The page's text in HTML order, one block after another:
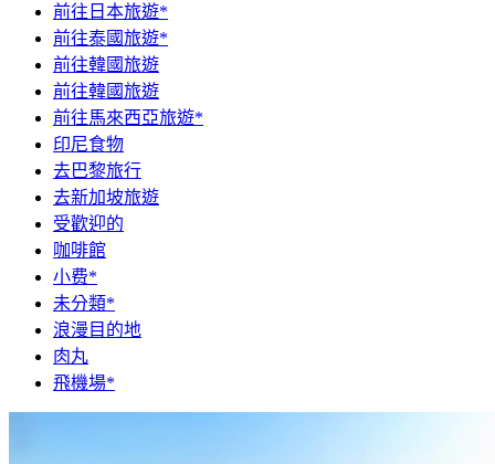
前往日本旅遊*
前往泰國旅遊*
前往韓國旅遊
前往韓國旅遊
前往馬來西亞旅遊*
印尼食物
去巴黎旅行
去新加坡旅遊
受歡迎的
咖啡館
小费*
未分類*
浪漫目的地
肉丸
飛機場*